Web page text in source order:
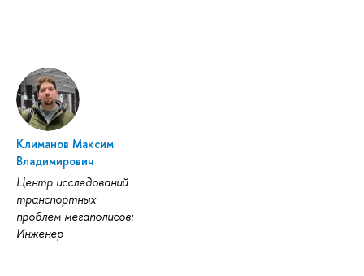
Климанов Максим
Владимирович
Центр исследований
транспортных
проблем мегаполисов:
Инженер